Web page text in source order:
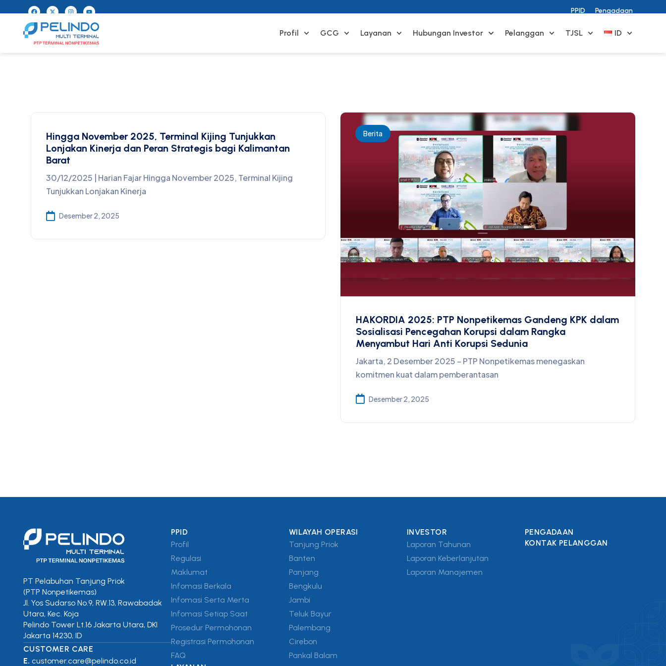
PPID Pengadaan
Profil GCG Layanan Hubungan Investor Pelanggan TJSL ID
Hingga November 2025, Terminal Kijing Tunjukkan
Lonjakan Kinerja dan Peran Strategis bagi Kalimantan
Barat
30/12/2025 | Harian Fajar Hingga November 2025, Terminal Kijing
Tunjukkan Lonjakan Kinerja
Desember 2, 2025
Berita
HAKORDIA 2025: PTP Nonpetikemas Gandeng KPK dalam
Sosialisasi Pencegahan Korupsi dalam Rangka
Menyambut Hari Anti Korupsi Sedunia
Jakarta, 2 Desember 2025 – PTP Nonpetikemas menegaskan
komitmen kuat dalam pemberantasan
Desember 2, 2025
PT Pelabuhan Tanjung Priok
(PTP Nonpetikemas)
Jl. Yos Sudarso No.9, RW.13, Rawabadak
Utara, Kec. Koja
Pelindo Tower Lt.16 Jakarta Utara, DKI
Jakarta 14230, ID
CUSTOMER CARE
E. customer.care@pelindo.co.id
PPID
Profil
Regulasi
Maklumat
Infomasi Berkala
Infomasi Serta Merta
Infomasi Setiap Saat
Prosedur Permohonan
Registrasi Permohonan
FAQ
WILAYAH OPERASI
Tanjung Priok
Banten
Panjang
Bengkulu
Jambi
Teluk Bayur
Palembang
Cirebon
Pankal Balam
INVESTOR
Laporan Tahunan
Laporan Keberlanjutan
Laporan Manajemen
PENGADAAN
KONTAK PELANGGAN